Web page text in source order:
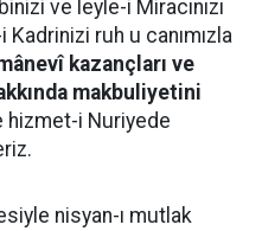
ve leyle-i Miracınızı
Kadrinizi ruh u canımızla
kazançları ve
makbuliyetini
hizmet-i Nuriyede
nisyan-ı mutlak